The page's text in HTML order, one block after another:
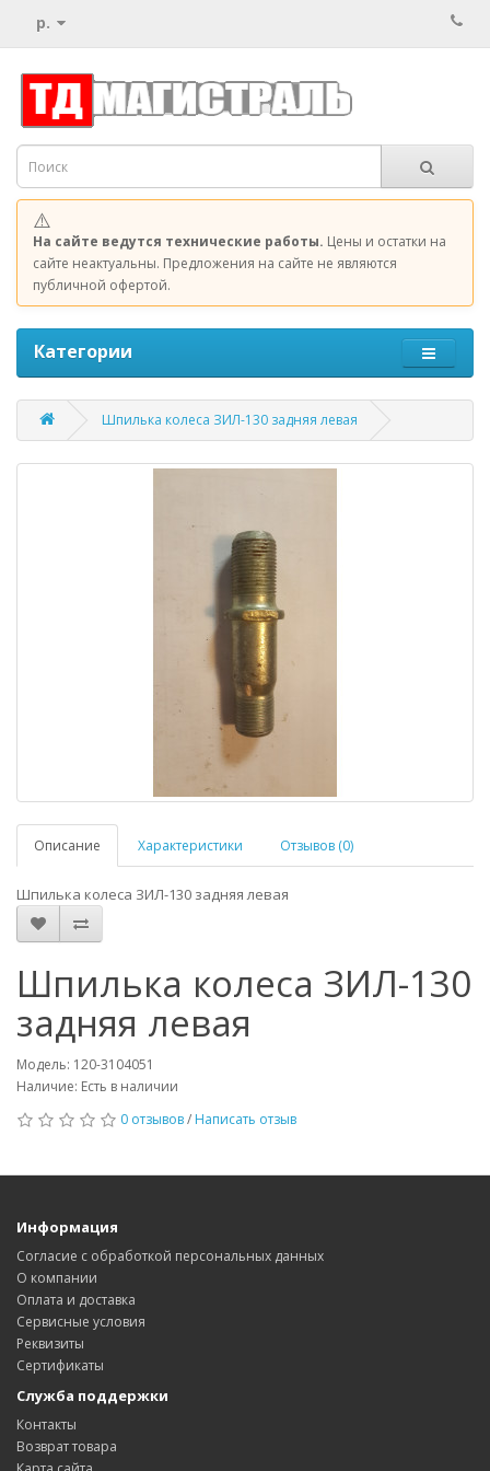
р.
⚠️
На сайте ведутся технические работы. Цены и остатки на
сайте неактуальны. Предложения на сайте не являются
публичной офертой.
Категории
Шпилька колеса ЗИЛ-130 задняя левая
Описание Характеристики Отзывов (0)
Шпилька колеса ЗИЛ-130 задняя левая
Шпилька колеса ЗИЛ-130
задняя левая
Модель: 120-3104051
Наличие: Есть в наличии
0 отзывов/ Написать отзыв
Информация
Согласие с обработкой персональных данных
О компании
Оплата и доставка
Сервисные условия
Реквизиты
Сертификаты
Служба поддержки
Контакты
Возврат товара